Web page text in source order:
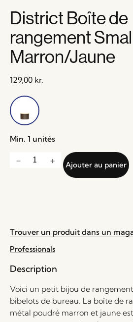
District Boîte de
rangement
Marron/Jaune
129,00 kr.
Min. 1 unités
Ajouter au panier
Trouver un produit dans un
Professionals
Description
Voici un petit bijou de
bibelots de bureau. La boîte de
métal poudré marron et jaune